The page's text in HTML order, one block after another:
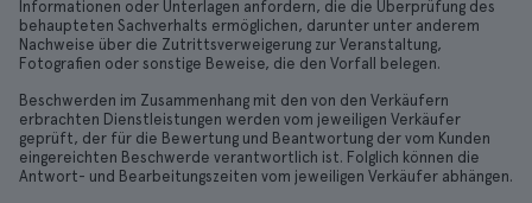
Informationen oder Unterlagen anfordern, die die Überprüfung des
behaupteten Sachverhalts ermöglichen, darunter unter anderem
Nachweise über die Zutrittsverweigerung zur Veranstaltung,
Fotografien oder sonstige Beweise, die den Vorfall belegen.
Beschwerden im Zusammenhang mit den von den Verkäufern
erbrachten Dienstleistungen werden vom jeweiligen Verkäufer
geprüft, der für die Bewertung und Beantwortung der vom Kunden
eingereichten Beschwerde verantwortlich ist. Folglich können die
Antwort- und Bearbeitungszeiten vom jeweiligen Verkäufer abhängen.